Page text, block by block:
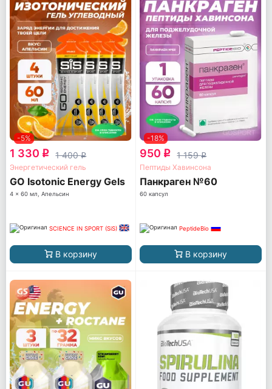
-5%
1 330 q 1 400q
Энергетический гель
GO Isotonic Energy Gels
4 x 60 мл, Апельсин
SCIENCE IN SPORT (SiS)
В корзину
-18%
950 q 1 159q
Пептиды Хавинсона
Панкраген №60
60 капсул
PeptideBio
В корзину